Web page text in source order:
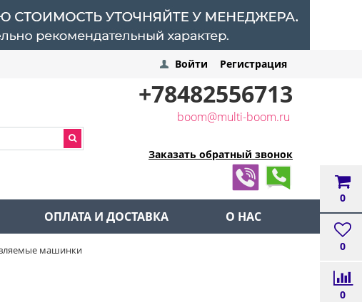
0
0
0
Войти Регистрация
+78482556713
boom@multi-boom.ru
Заказать обратный звонок
ОПЛАТА И ДОСТАВКА О НАС
машинки